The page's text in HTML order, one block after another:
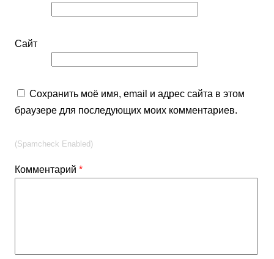
Комментарий*
Сайт
Сохранить моё имя, email и адрес сайта в этом
браузере для последующих моих комментариев.
(Spamcheck Enabled)